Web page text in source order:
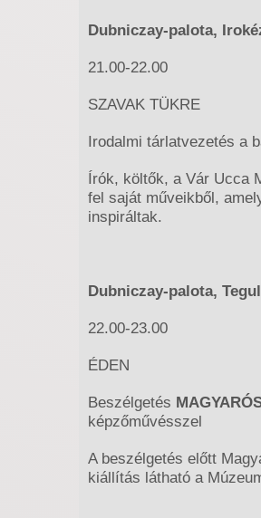
Dubniczay-palota,
21.00-22.00
SZAVAK TÜKRE
Irodalmi tárlatvezetés a
Írók, költők, a Vár Ucca
fel saját műveikből,
inspiráltak.
Dubniczay-palota,
22.00-23.00
ÉDEN
Beszélgetés
képzőművésszel
A beszélgetés előtt
kiállítás látható a